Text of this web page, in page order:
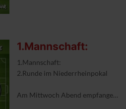
#1FCKleve #niederrheinpokal
1.Mannschaft:
1.Mannschaft:
2.Runde im Niederrheinpokal
Am Mittwoch Abend empfangen